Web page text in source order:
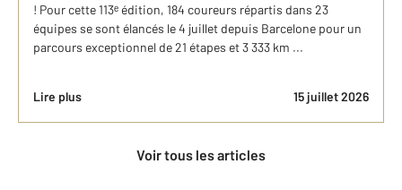
! Pour cette 113ᵉ édition, 184 coureurs répartis dans 23
équipes se sont élancés le 4 juillet depuis Barcelone pour un
parcours exceptionnel de 21 étapes et 3 333 km ...
Lire plus 15 juillet 2026
Voir tous les articles